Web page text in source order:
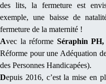
des lits, la fermeture est
exemple, une baisse de
fermeture de la maternité !
Avec la réforme Séraphin
Réforme pour une Adéquation
des Personnes Handicapées).
Depuis 2016, c’est la mise en